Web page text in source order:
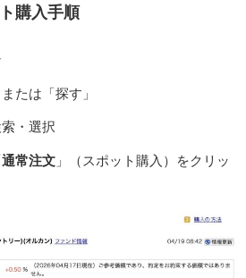
購入手順
または「探す」
・選択
通常注文 」（スポット購入）をクリッ